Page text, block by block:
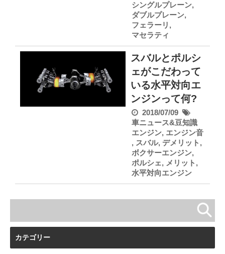
シングルプレーン,
ダブルプレーン,
フェラーリ ,
マセラティ
スバルとポルシ
ェがこだわって
いる水平対向エ
ンジンって何?
2018/07/09
車ニュース&豆知識
エンジン, エンジン音
, スバル, デメリット ,
ボクサーエンジン,
ポルシェ, メリット ,
水平対向エンジン
カテゴリー